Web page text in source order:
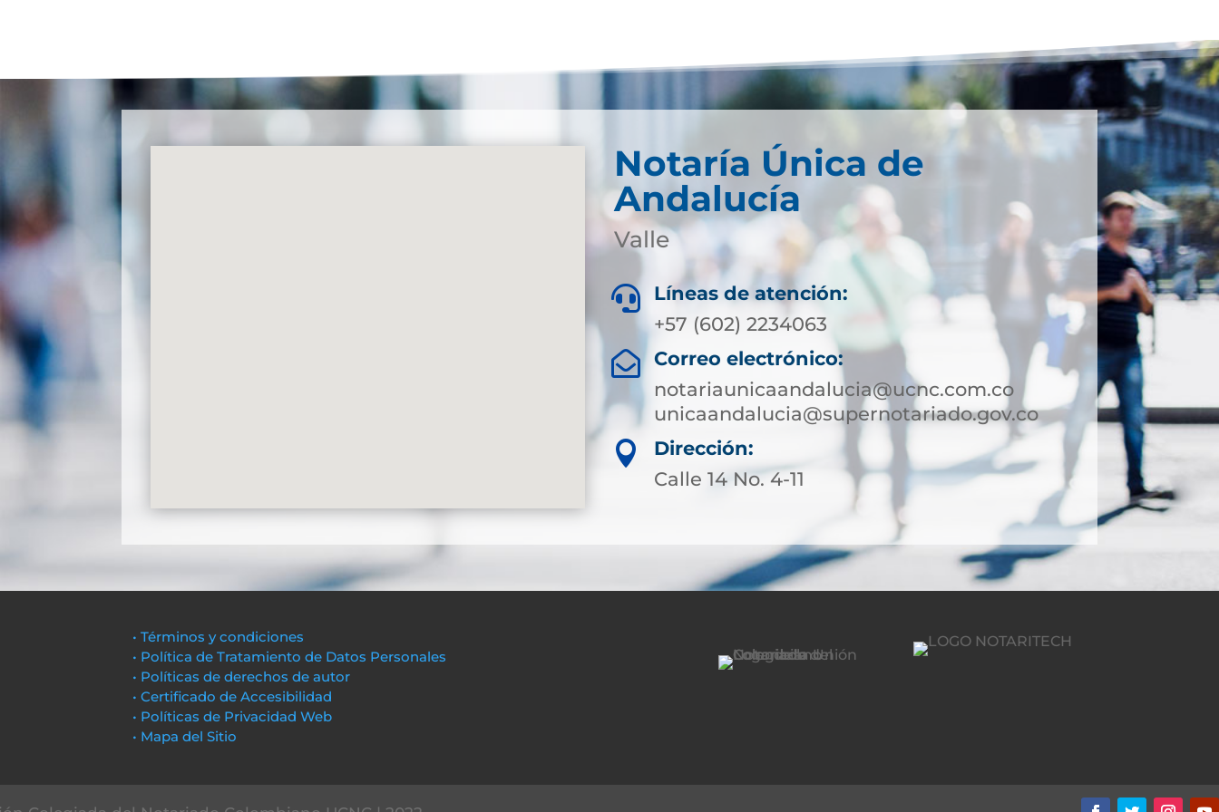
Notaría Única de
Andalucía
Valle

Líneas de atención:
+57 (602) 2234063

Correo electrónico:
notariaunicaandalucia@ucnc.com.co
unicaandalucia@supernotariado.gov.co

Dirección:
Calle 14 No. 4-11
• Términos y condiciones
• Política de Tratamiento de Datos Personales
• Políticas de derechos de autor
• Certificado de Accesibilidad
• Políticas de Privacidad Web
• Mapa del Sitio